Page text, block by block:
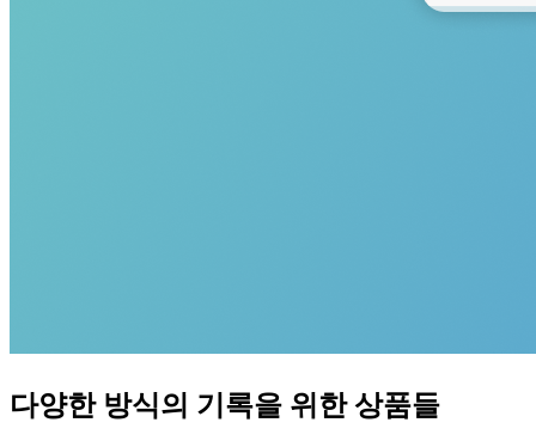
다양한 방식의 기록을 위한 상품들